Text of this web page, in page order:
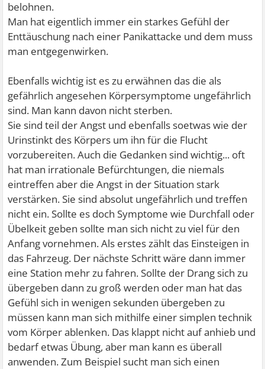
belohnen.
Man hat eigentlich immer ein starkes Gefühl der
Enttäuschung nach einer Panikattacke und dem muss
man entgegenwirken.
Ebenfalls wichtig ist es zu erwähnen das die als
gefährlich angesehen Körpersymptome ungefährlich
sind. Man kann davon nicht sterben.
Sie sind teil der Angst und ebenfalls soetwas wie der
Urinstinkt des Körpers um ihn für die Flucht
vorzubereiten. Auch die Gedanken sind wichtig... oft
hat man irrationale Befürchtungen, die niemals
eintreffen aber die Angst in der Situation stark
verstärken. Sie sind absolut ungefährlich und treffen
nicht ein. Sollte es doch Symptome wie Durchfall oder
Übelkeit geben sollte man sich nicht zu viel für den
Anfang vornehmen. Als erstes zählt das Einsteigen in
das Fahrzeug. Der nächste Schritt wäre dann immer
eine Station mehr zu fahren. Sollte der Drang sich zu
übergeben dann zu groß werden oder man hat das
Gefühl sich in wenigen sekunden übergeben zu
müssen kann man sich mithilfe einer simplen technik
vom Körper ablenken. Das klappt nicht auf anhieb und
bedarf etwas Übung, aber man kann es überall
anwenden. Zum Beispiel sucht man sich einen